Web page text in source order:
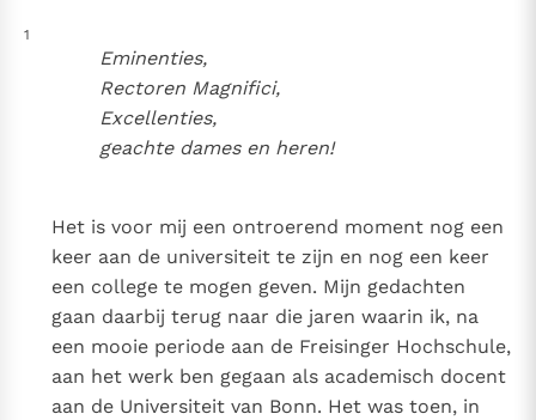
1
Eminenties,
Rectoren Magnifici,
Excellenties,
geachte dames en heren!
Het is voor mij een ontroerend moment nog een
keer aan de universiteit te zijn en nog een keer
een college te mogen geven. Mijn gedachten
gaan daarbij terug naar die jaren waarin ik, na
een mooie periode aan de Freisinger Hochschule,
aan het werk ben gegaan als academisch docent
aan de Universiteit van Bonn. Het was toen, in